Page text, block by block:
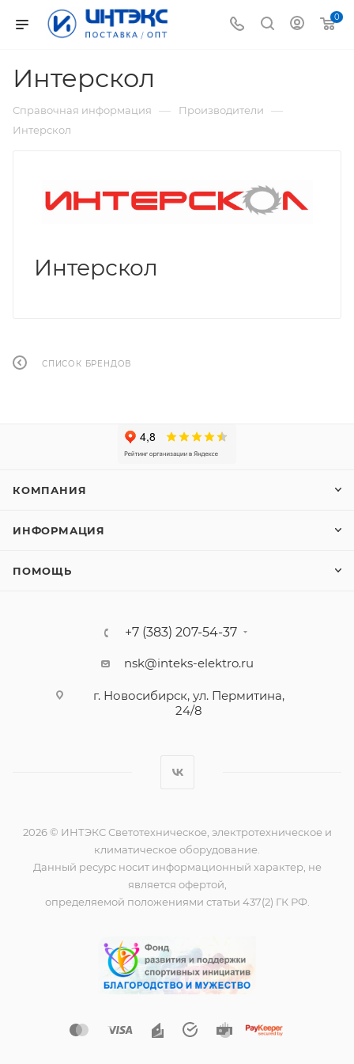
0
Интерскол
Справочная информация — Производители —
Интерскол
Интерскол
СПИСОК БРЕНДОВ
КОМПАНИЯ
ИНФОРМАЦИЯ
ПОМОЩЬ
+7 (383) 207-54-37
nsk@inteks-elektro.ru
г. Новосибирск, ул. Пермитина,
24/8
2026 © ИНТЭКС Светотехническое, электротехническое и
климатическое оборудование.
Данный ресурс носит информационный характер, не
является офертой,
определяемой положениями статьи 437(2) ГК РФ.